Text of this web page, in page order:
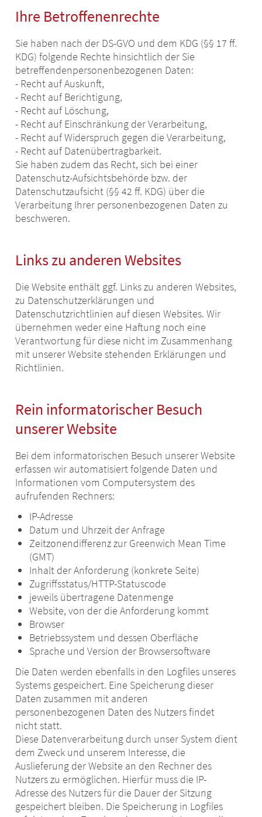
Ihre Betroffenenrechte
Sie haben nach der DS-GVO und dem KDG (§§ 17 ff.
KDG) folgende Rechte hinsichtlich der Sie
betreffendenpersonenbezogenen Daten:
- Recht auf Auskunft,
- Recht auf Berichtigung,
- Recht auf Löschung,
- Recht auf Einschränkung der Verarbeitung,
- Recht auf Widerspruch gegen die Verarbeitung,
- Recht auf Datenübertragbarkeit.
Sie haben zudem das Recht, sich bei einer
Datenschutz-Aufsichtsbehörde bzw. der
Datenschutzaufsicht (§§ 42 ff. KDG) über die
Verarbeitung Ihrer personenbezogenen Daten zu
beschweren.
Links zu anderen Websites
Die Website enthält ggf. Links zu anderen Websites,
zu Datenschutzerklärungen und
Datenschutzrichtlinien auf diesen Websites. Wir
übernehmen weder eine Haftung noch eine
Verantwortung für diese nicht im Zusammenhang
mit unserer Website stehenden Erklärungen und
Richtlinien.
Rein informatorischer Besuch
unserer Website
Bei dem informatorischen Besuch unserer Website
erfassen wir automatisiert folgende Daten und
Informationen vom Computersystem des
aufrufenden Rechners:
IP-Adresse
Datum und Uhrzeit der Anfrage
Zeitzonendifferenz zur Greenwich Mean Time
(GMT)
Inhalt der Anforderung (konkrete Seite)
Zugriffsstatus/HTTP-Statuscode
jeweils übertragene Datenmenge
Website, von der die Anforderung kommt
Browser
Betriebssystem und dessen Oberfläche
Sprache und Version der Browsersoftware
Die Daten werden ebenfalls in den Logfiles unseres
Systems gespeichert. Eine Speicherung dieser
Daten zusammen mit anderen
personenbezogenen Daten des Nutzers findet
nicht statt.
Diese Datenverarbeitung durch unser System dient
dem Zweck und unserem Interesse, die
Auslieferung der Website an den Rechner des
Nutzers zu ermöglichen. Hierfür muss die IP-
Adresse des Nutzers für die Dauer der Sitzung
gespeichert bleiben. Die Speicherung in Logfiles